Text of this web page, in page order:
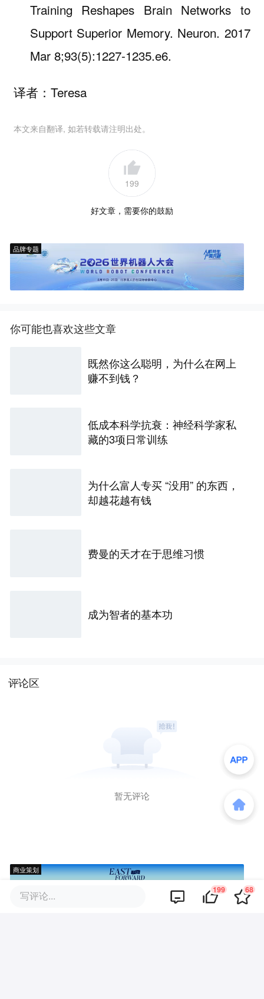
Training Reshapes Brain Networks to
Support Superior Memory. Neuron. 2017
Mar 8;93(5):1227-1235.e6.
译者：Teresa
本文来自翻译, 如若转载请注明出处。
199
好文章，需要你的鼓励
品牌专题
你可能也喜欢这些文章
既然你这么聪明，为什么在网上
赚不到钱？
低成本科学抗衰：神经科学家私
藏的3项日常训练
为什么富人专买 “没用” 的东西，
却越花越有钱
费曼的天才在于思维习惯
成为智者的基本功
评论区
暂无评论
商业策划
写评论... 199 68